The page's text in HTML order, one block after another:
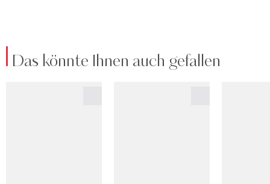
Das könnte Ihnen auch gefallen